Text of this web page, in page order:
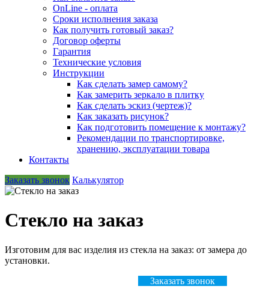
OnLine - оплата
Сроки исполнения заказа
Как получить готовый заказ?
Договор оферты
Гарантия
Технические условия
Инструкции
Как сделать замер самому?
Как замерить зеркало в плитку
Как сделать эскиз (чертеж)?
Как заказать рисунок?
Как подготовить помещение к монтажу?
Рекомендации по транспортировке,
хранению, эксплуатации товара
Контакты
Заказать звонок Калькулятор
Стекло на заказ
Изготовим для вас изделия из стекла на заказ: от замера до
установки.
Заказать звонок